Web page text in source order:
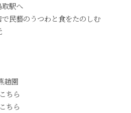
駅へ
民藝のうつわと食をたのしむ
趙園
ちら
ちら